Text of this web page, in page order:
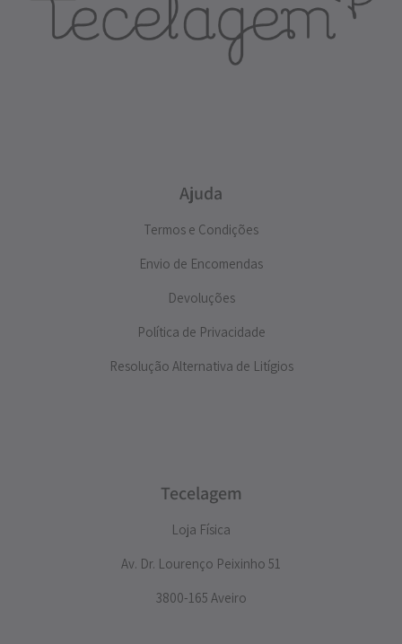
Ajuda
Termos e Condições
Envio de Encomendas
Devoluções
Política de Privacidade
Resolução Alternativa de Litígios
Tecelagem
Loja Física
Av. Dr. Lourenço Peixinho 51
3800-165 Aveiro